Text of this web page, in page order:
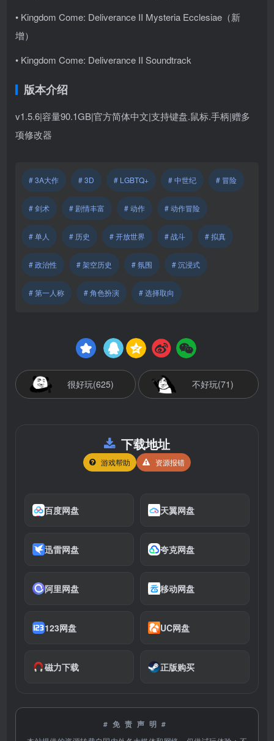
• Kingdom Come: Deliverance II Mysteria Ecclesiae（新
增）
• Kingdom Come: Deliverance II Soundtrack
版本介绍
v1.5.6|容量90.1GB|官方简体中文|支持键盘.鼠标.手柄|赠多
项修改器
# 3A大作 # 3D # LGBTQ+ # 中世纪 # 冒险
# 剑术 # 剧情丰富 # 动作 # 动作冒险
# 单人 # 历史 # 开放世界 # 战斗 # 拟真
# 政治性 # 架空历史 # 氛围 # 沉浸式
# 第一人称 # 角色扮演 # 选择取向
很好玩(625) 不好玩(71)
下载地址
游戏帮助 资源报错
百度网盘 天翼网盘
迅雷网盘 夸克网盘
阿里网盘 移动网盘
123网盘 UC网盘
磁力下载 正版购买
#免责声明#